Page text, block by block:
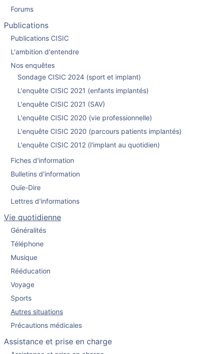
Forums
Publications
Publications CISIC
L'ambition d'entendre
Nos enquêtes
Sondage CISIC 2024 (sport et implant)
L'enquête CISIC 2021 (enfants implantés)
L'enquête CISIC 2021 (SAV)
L'enquête CISIC 2020 (vie professionnelle)
L'enquête CISIC 2020 (parcours patients implantés)
L'enquête CISIC 2012 (l'implant au quotidien)
Fiches d'information
Bulletins d'information
Ouïe-Dire
Lettres d'informations
Vie quotidienne
Généralités
Téléphone
Musique
Rééducation
Voyage
Sports
Autres situations
Précautions médicales
Assistance et prise en charge